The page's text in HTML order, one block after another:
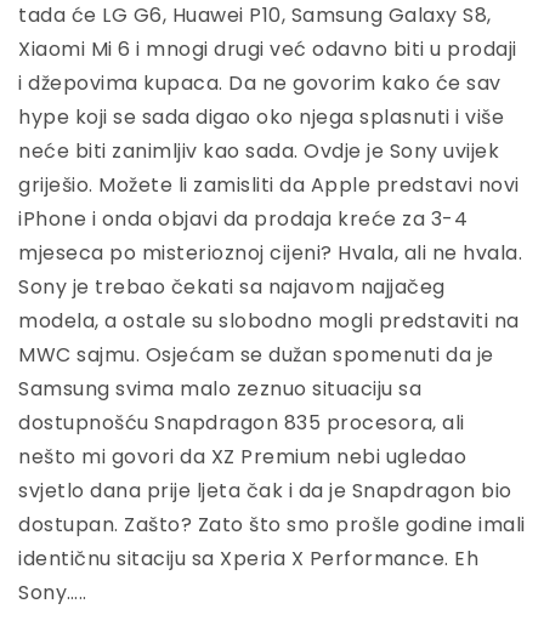
tada će LG G6, Huawei P10, Samsung Galaxy S8,
Xiaomi Mi 6 i mnogi drugi već odavno biti u prodaji
i džepovima kupaca. Da ne govorim kako će sav
hype koji se sada digao oko njega splasnuti i više
neće biti zanimljiv kao sada. Ovdje je Sony uvijek
griješio. Možete li zamisliti da Apple predstavi novi
iPhone i onda objavi da prodaja kreće za 3-4
mjeseca po misterioznoj cijeni? Hvala, ali ne hvala.
Sony je trebao čekati sa najavom najjačeg
modela, a ostale su slobodno mogli predstaviti na
MWC sajmu. Osjećam se dužan spomenuti da je
Samsung svima malo zeznuo situaciju sa
dostupnošću Snapdragon 835 procesora, ali
nešto mi govori da XZ Premium nebi ugledao
svjetlo dana prije ljeta čak i da je Snapdragon bio
dostupan. Zašto? Zato što smo prošle godine imali
identičnu sitaciju sa Xperia X Performance. Eh
Sony…..